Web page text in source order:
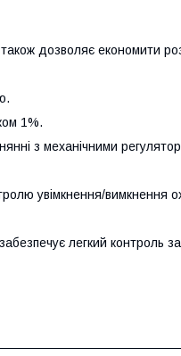
дозволяє економити
1%.
з механічними
увімкнення/вимкнення
легкий контроль